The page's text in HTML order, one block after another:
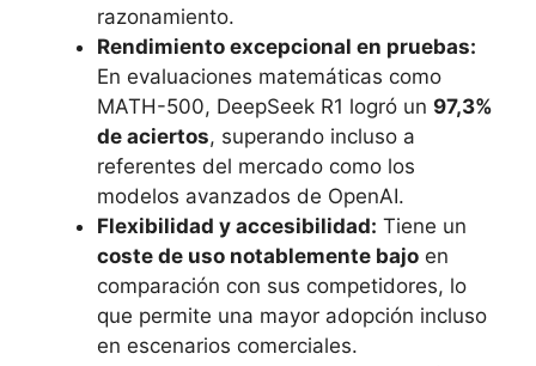
razonamiento.
Rendimiento excepcional en pruebas:
En evaluaciones matemáticas como
MATH-500, DeepSeek R1 logró un 97,3%
de aciertos, superando incluso a
referentes del mercado como los
modelos avanzados de OpenAI.
Flexibilidad y accesibilidad: Tiene un
coste de uso notablemente bajo en
comparación con sus competidores, lo
que permite una mayor adopción incluso
en escenarios comerciales.